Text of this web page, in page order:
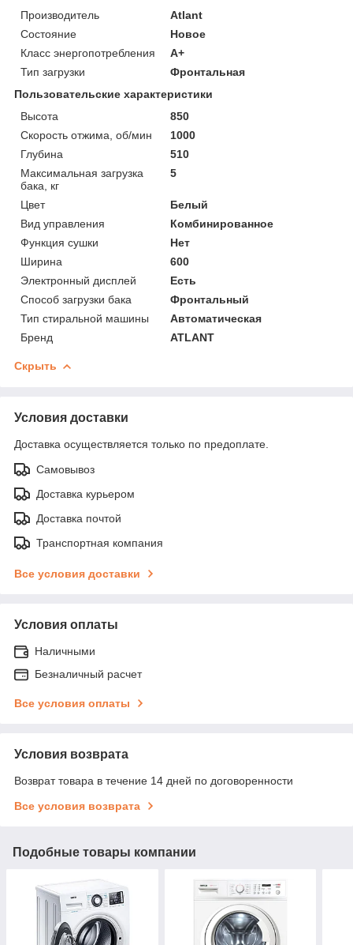
Производитель
Atlant
Состояние
Новое
Класс энергопотребления
A+
Тип загрузки
Фронтальная
Пользовательские характеристики
Высота
850
Скорость отжима, об/мин
1000
Глубина
510
Максимальная загрузка
бака, кг
5
Цвет
Белый
Вид управления
Комбинированное
Функция сушки
Нет
Ширина
600
Электронный дисплей
Есть
Способ загрузки бака
Фронтальный
Тип стиральной машины
Автоматическая
Бренд
ATLANT
Скрыть
Условия доставки
Доставка осуществляется только по предоплате.
Самовывоз
Доставка курьером
Доставка почтой
Транспортная компания
Все условия доставки
Условия оплаты
Наличными
Безналичный расчет
Все условия оплаты
Условия возврата
Возврат товара в течение 14 дней по договоренности
Все условия возврата
Подобные товары компании